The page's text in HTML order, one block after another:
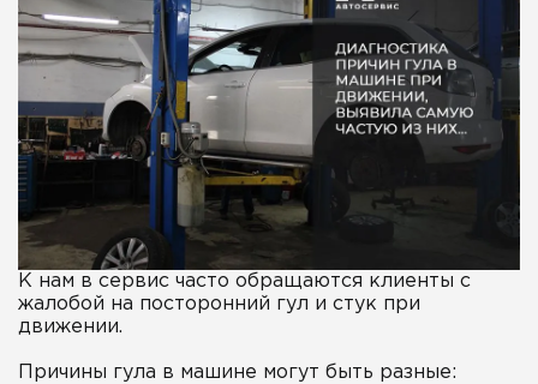
К нам в сервис часто обращаются клиенты с
жалобой на посторонний гул и стук при
движении.
Причины гула в машине могут быть разные: